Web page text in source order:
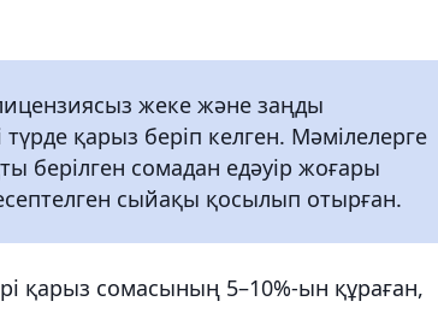
жеке және заңды
түрде қарыз беріп келген. Мәмілелерге
берілген сомадан едәуір жоғары
сыйақы қосылып отырған.
сомасының 5–10%-ын құраған,